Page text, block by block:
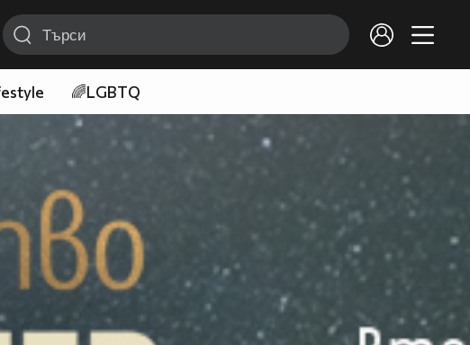
🌈LGBTQ